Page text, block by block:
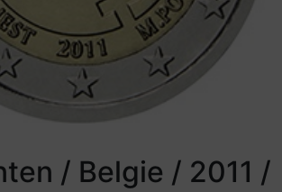
/ Belgie / 2011 /